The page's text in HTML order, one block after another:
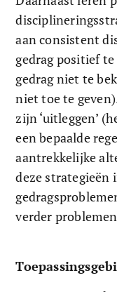
aan consistent
gedrag positief
gedrag niet te
niet toe te
zijn ‘uitleggen’
een bepaalde
aantrekkelijke
deze strategieën
verder